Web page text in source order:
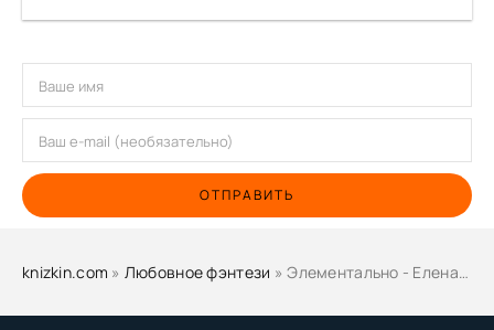
ОТПРАВИТЬ
knizkin.com » Любовное фэнтези » Элементально - Елена Кароль